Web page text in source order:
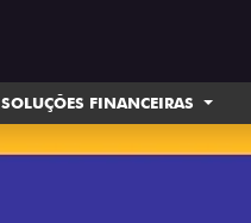
SOLUÇÕES FINANCEIRAS